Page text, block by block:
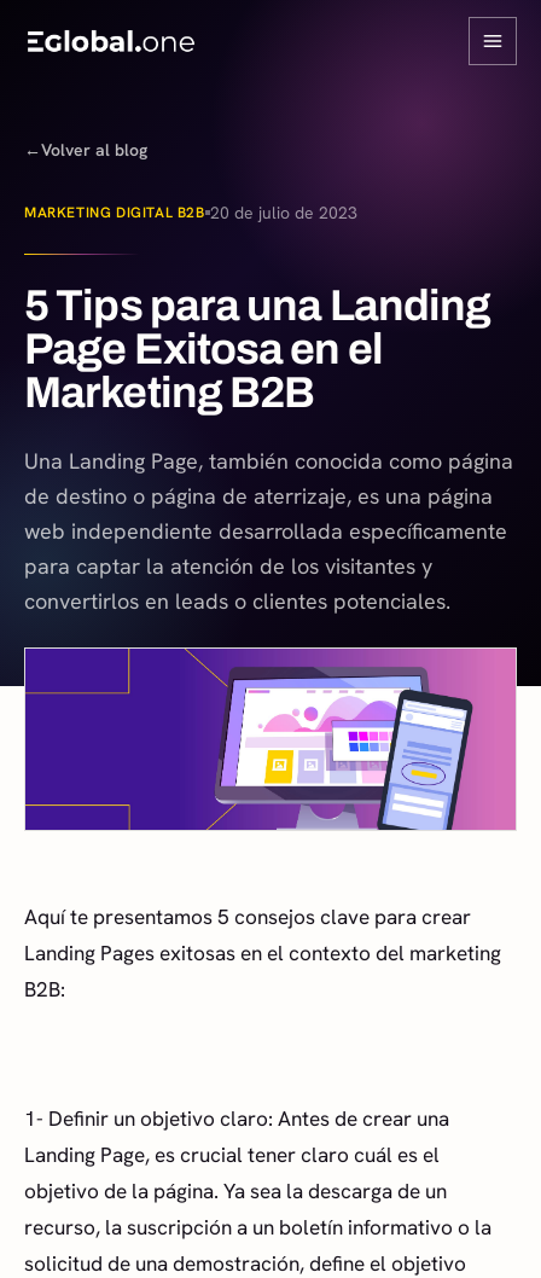
←Volver al blog
MARKETING DIGITAL B2B 20 de julio de 2023
5 Tips para una Landing
Page Exitosa en el
Marketing B2B
Una Landing Page, también conocida como página
de destino o página de aterrizaje, es una página
web independiente desarrollada específicamente
para captar la atención de los visitantes y
convertirlos en leads o clientes potenciales.
Aquí te presentamos 5 consejos clave para crear
Landing Pages exitosas en el contexto del marketing
B2B:
1- Definir un objetivo claro: Antes de crear una
Landing Page, es crucial tener claro cuál es el
objetivo de la página. Ya sea la descarga de un
recurso, la suscripción a un boletín informativo o la
solicitud de una demostración, define el objetivo